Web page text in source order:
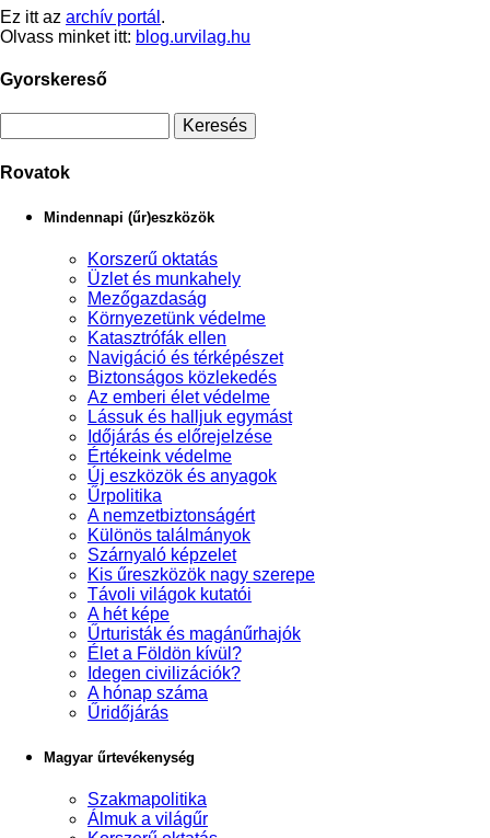
Ez itt az archív portál .
Olvass minket itt: blog.urvilag.hu
Gyorskereső
Rovatok
Mindennapi (űr)eszközök
Korszerű oktatás
Üzlet és munkahely
Mezőgazdaság
Környezetünk védelme
Katasztrófák ellen
Navigáció és térképészet
Biztonságos közlekedés
Az emberi élet védelme
Lássuk és halljuk egymást
Időjárás és előrejelzése
Értékeink védelme
Új eszközök és anyagok
Űrpolitika
A nemzetbiztonságért
Különös találmányok
Szárnyaló képzelet
Kis űreszközök nagy szerepe
Távoli világok kutatói
A hét képe
Űrturisták és magánűrhajók
Élet a Földön kívül?
Idegen civilizációk?
A hónap száma
Űridőjárás
Magyar űrtevékenység
Szakmapolitika
Álmuk a világűr